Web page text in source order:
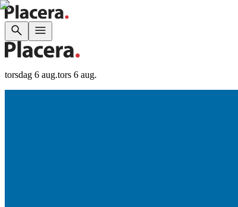
torsdag 6 aug.tors 6 aug.